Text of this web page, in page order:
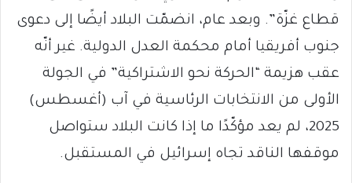
قطاع غزّة”. وبعد عام، انضمّت البلاد أيضًا إلى دعوى
جنوب أفريقيا أمام محكمة العدل الدولية. غير أنّه
عقب هزيمة “الحركة نحو الاشتراكية” في الجولة
الأولى من الانتخابات الرئاسية في آب (أغسطس)
2025، لم يعد مؤكّدًا ما إذا كانت البلاد ستواصل
موقفها الناقد تجاه إسرائيل في المستقبل.